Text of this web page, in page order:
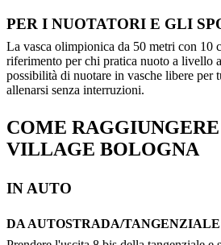
PER I NUOTATORI E GLI
La vasca olimpionica da 50 metri con 10
riferimento per chi pratica nuoto a livello
possibilità di nuotare in vasche libere per
allenarsi senza interruzioni.
COME
VILLAGE BOLOGNA
IN AUTO
DA AUTOSTRADA/